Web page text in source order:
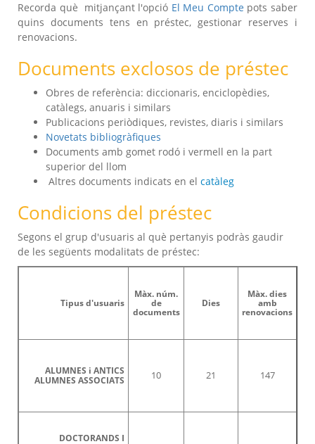
Recorda què mitjançant l'opció El Meu Compte pots saber
quins documents tens en préstec, gestionar reserves i
renovacions.
Documents exclosos de préstec
Obres de referència: diccionaris, enciclopèdies,
catàlegs, anuaris i similars
Publicacions periòdiques, revistes, diaris i similars
Novetats bibliogràfiques
Documents amb gomet rodó i vermell en la part
superior del llom
Altres documents indicats en el catàleg
Condicions del préstec
Segons el grup d'usuaris al què pertanyis podràs gaudir
de les següents modalitats de préstec:
Tipus d'usuaris
Màx. núm.
de
documents
Dies
Màx. dies
amb
renovacions
ALUMNES i ANTICS
ALUMNES ASSOCIATS
10 21 147
DOCTORANDS I